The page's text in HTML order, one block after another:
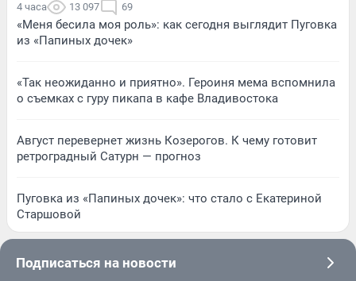
4 часа 13 097 69
«Меня бесила моя роль»: как сегодня выглядит Пуговка
из «Папиных дочек»
«Так неожиданно и приятно». Героиня мема вспомнила
о съемках с гуру пикапа в кафе Владивостока
Август перевернет жизнь Козерогов. К чему готовит
ретроградный Сатурн — прогноз
Пуговка из «Папиных дочек»: что стало с Екатериной
Старшовой
Подписаться на новости